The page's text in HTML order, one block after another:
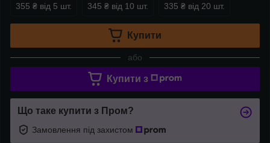
355 ₴ від 5 шт. 345 ₴ від 10 шт. 335 ₴ від 20 шт.
Купити
або
Купити з
Що таке купити з Пром?
Замовлення під захистом